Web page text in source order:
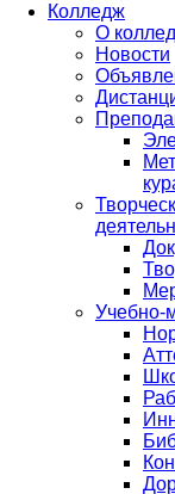
Колледж
О
Новости
Учебно-